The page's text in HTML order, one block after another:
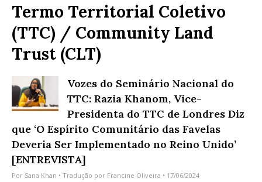
Termo Territorial Coletivo
(TTC) / Community Land
Trust (CLT)
Vozes do Seminário Nacional do
TTC: Razia Khanom, Vice-
Presidenta do TTC de Londres Diz
que ‘O Espírito Comunitário das Favelas
Deveria Ser Implementado no Reino Unido’
[ENTREVISTA]
Por Sana Khan • Tradução por Francine Oliveira • 17/06/2024